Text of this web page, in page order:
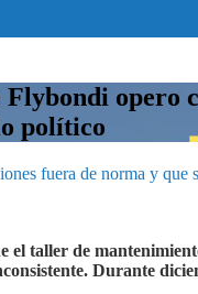
opero
político
fuera de norma y
taller de
Durante